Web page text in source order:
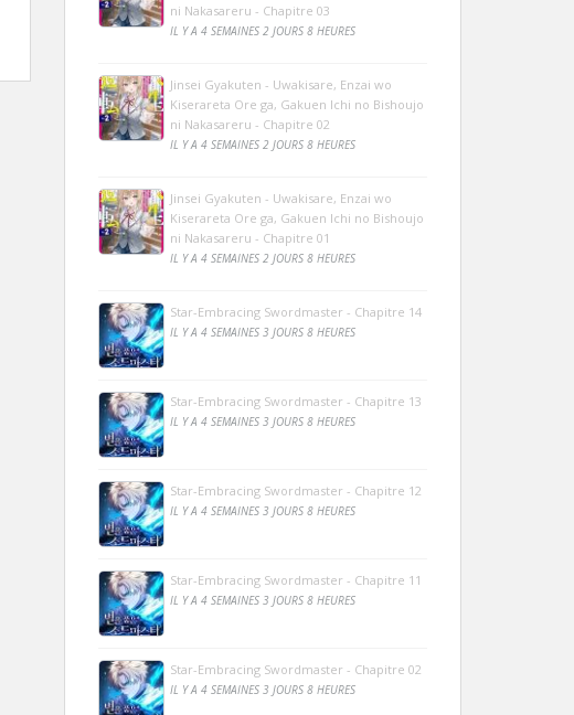
ni Nakasareru - Chapitre 03
IL Y A 4 SEMAINES 2 JOURS 8 HEURES
Jinsei Gyakuten - Uwakisare, Enzai wo
Kiserareta Ore ga, Gakuen Ichi no Bishoujo
ni Nakasareru - Chapitre 02
IL Y A 4 SEMAINES 2 JOURS 8 HEURES
Jinsei Gyakuten - Uwakisare, Enzai wo
Kiserareta Ore ga, Gakuen Ichi no Bishoujo
ni Nakasareru - Chapitre 01
IL Y A 4 SEMAINES 2 JOURS 8 HEURES
Star-Embracing Swordmaster - Chapitre 14
IL Y A 4 SEMAINES 3 JOURS 8 HEURES
Star-Embracing Swordmaster - Chapitre 13
IL Y A 4 SEMAINES 3 JOURS 8 HEURES
Star-Embracing Swordmaster - Chapitre 12
IL Y A 4 SEMAINES 3 JOURS 8 HEURES
Star-Embracing Swordmaster - Chapitre 11
IL Y A 4 SEMAINES 3 JOURS 8 HEURES
Star-Embracing Swordmaster - Chapitre 02
IL Y A 4 SEMAINES 3 JOURS 8 HEURES